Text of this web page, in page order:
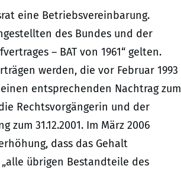
eine Betriebsvereinbarung.
des Bundes und der
– BAT von 1961“ gelten.
werden, die vor Februar 1993
entsprechenden Nachtrag zum
Rechtsvorgängerin und der
31.12.2001. Im März 2006
dass das Gehalt
übrigen Bestandteile des